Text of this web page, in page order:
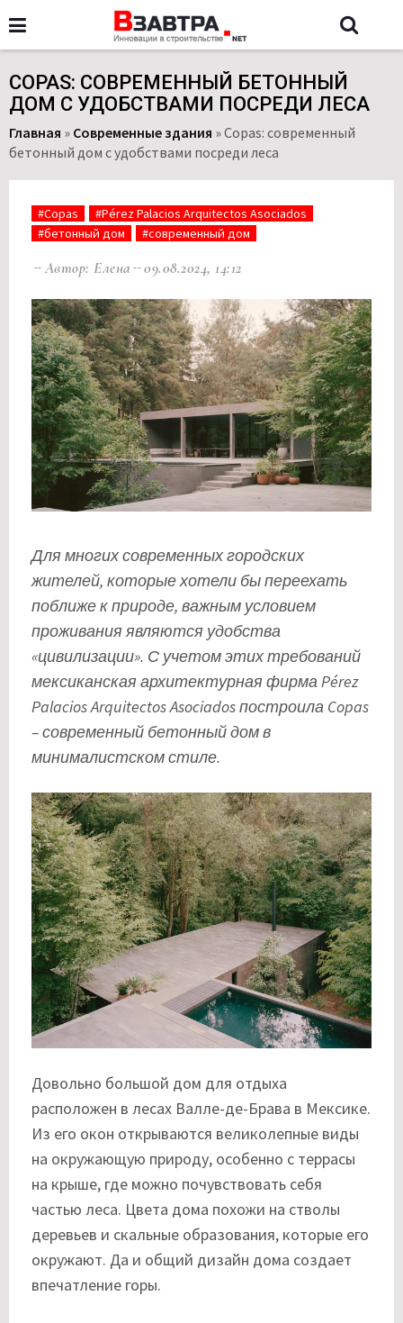
COPAS: СОВРЕМЕННЫЙ БЕТОННЫЙ
ДОМ С УДОБСТВАМИ ПОСРЕДИ ЛЕСА
Главная » Современные здания »Copas: современный
бетонный дом с удобствами посреди леса
#Copas
#Pérez Palacios Arquitectos Asociados
#бетонный дом
#современный дом
Автор: Елена 09.08.2024, 14:12
Для многих современных городских
жителей, которые хотели бы переехать
поближе к природе, важным условием
проживания являются удобства
«цивилизации». С учетом этих требований
мексиканская архитектурная фирма Pérez
Palacios Arquitectos Asociados построила Copas
– современный бетонный дом в
минималистском стиле.
Довольно большой дом для отдыха
расположен в лесах Валле-де-Брава в Мексике.
Из его окон открываются великолепные виды
на окружающую природу, особенно с террасы
на крыше, где можно почувствовать себя
частью леса. Цвета дома похожи на стволы
деревьев и скальные образования, которые его
окружают. Да и общий дизайн дома создает
впечатление горы.